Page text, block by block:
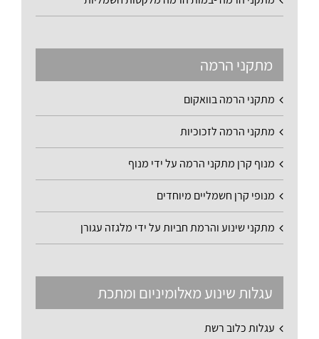
מתקני הרמה
מתקני הרמה בוואקום
מתקני הרמה לזכוכיות
מנוף קרן מתקני הרמה על ידי מנוף
מנופי קרן חשמליים מיוחדים
מתקני שינוע והרמת חביות על ידי מלגזה עגורן
עגלות שינוע מאלומיניום ומתכת
עגלות כלוב רשת